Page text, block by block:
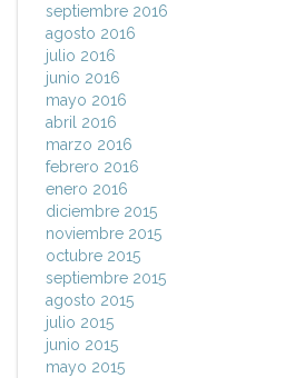
septiembre 2016
agosto 2016
julio 2016
junio 2016
mayo 2016
abril 2016
marzo 2016
febrero 2016
enero 2016
diciembre 2015
noviembre 2015
octubre 2015
septiembre 2015
agosto 2015
julio 2015
junio 2015
mayo 2015